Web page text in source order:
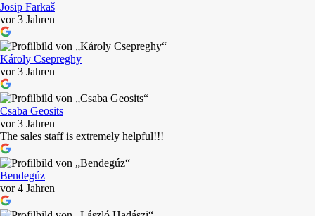
Josip Farkaš
vor 3 Jahren
Károly Csepreghy
vor 3 Jahren
Csaba Geosits
vor 3 Jahren
The sales staff is extremely helpful!!!
Bendegúz
vor 4 Jahren